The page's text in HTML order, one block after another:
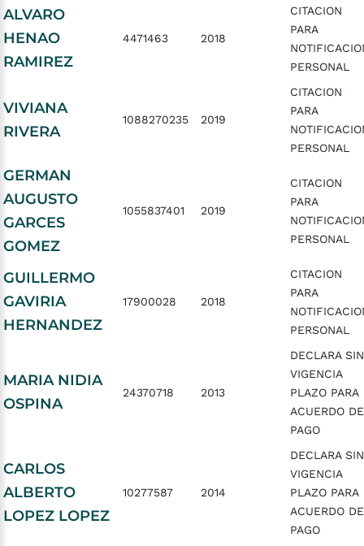
ALVARO
HENAO
RAMIREZ
4471463 2018
CITACION
PARA
PERSONAL
VIVIANA
RIVERA
1088270235 2019
CITACION
PARA
PERSONAL
GERMAN
AUGUSTO
GARCES
GOMEZ
1055837401 2019
CITACION
PARA
PERSONAL
GUILLERMO
GAVIRIA
HERNANDEZ
17900028 2018
CITACION
PARA
PERSONAL
MARIA NIDIA
OSPINA
24370718 2013
DECLARA SIN
VIGENCIA
PLAZO PARA
ACUERDO DE
PAGO
CARLOS
ALBERTO
LOPEZ LOPEZ
10277587 2014
DECLARA SIN
VIGENCIA
PLAZO PARA
ACUERDO DE
PAGO